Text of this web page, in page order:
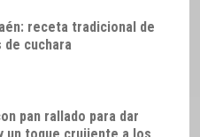
receta tradicional de
cuchara
pan rallado para dar